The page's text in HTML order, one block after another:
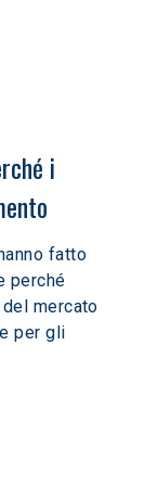
i
fatto
perché
mercato
per gli